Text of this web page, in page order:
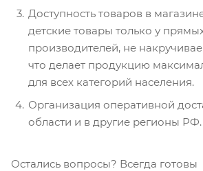
Доступность товаров в
детские товары только у
производителей, не
что делает продукцию
для всех категорий населения.
Организация оперативной
области и в другие регионы РФ.
Остались вопросы? Всегда готовы